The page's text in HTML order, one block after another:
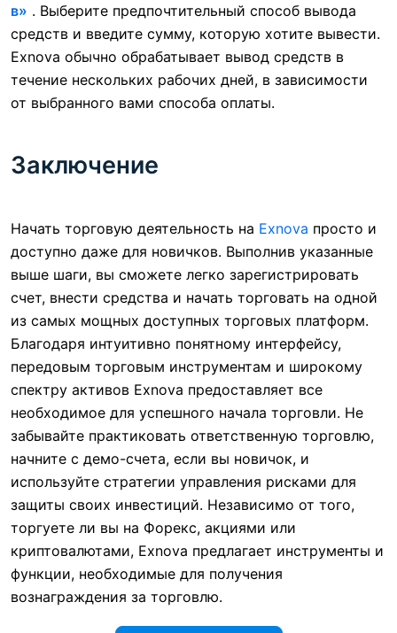
в» . Выберите предпочтительный способ вывода
средств и введите сумму, которую хотите вывести.
Exnova обычно обрабатывает вывод средств в
течение нескольких рабочих дней, в зависимости
от выбранного вами способа оплаты.
Заключение
Начать торговую деятельность на Exnova просто и
доступно даже для новичков. Выполнив указанные
выше шаги, вы сможете легко зарегистрировать
счет, внести средства и начать торговать на одной
из самых мощных доступных торговых платформ.
Благодаря интуитивно понятному интерфейсу,
передовым торговым инструментам и широкому
спектру активов Exnova предоставляет все
необходимое для успешного начала торговли. Не
забывайте практиковать ответственную торговлю,
начните с демо-счета, если вы новичок, и
используйте стратегии управления рисками для
защиты своих инвестиций. Независимо от того,
торгуете ли вы на Форекс, акциями или
криптовалютами, Exnova предлагает инструменты и
функции, необходимые для получения
вознаграждения за торговлю.